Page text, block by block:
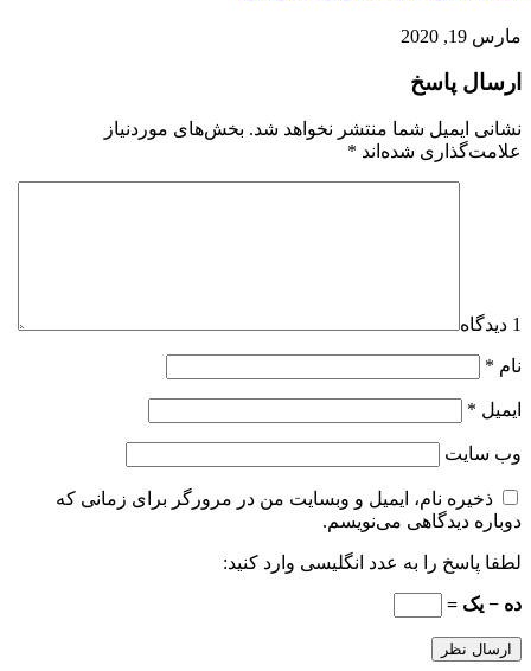
مارس 19, 2020
ارسال پاسخ
نشانی ایمیل شما منتشر نخواهد شد. بخش‌های موردنیاز
علامت‌گذاری شده‌اند *
1 دیدگاه
نام *
ایمیل *
وب‌ سایت
ذخیره نام، ایمیل و وبسایت من در مرورگر برای زمانی که
دوباره دیدگاهی می‌نویسم.
لطفا پاسخ را به عدد انگلیسی وارد کنید:
ده − یک =